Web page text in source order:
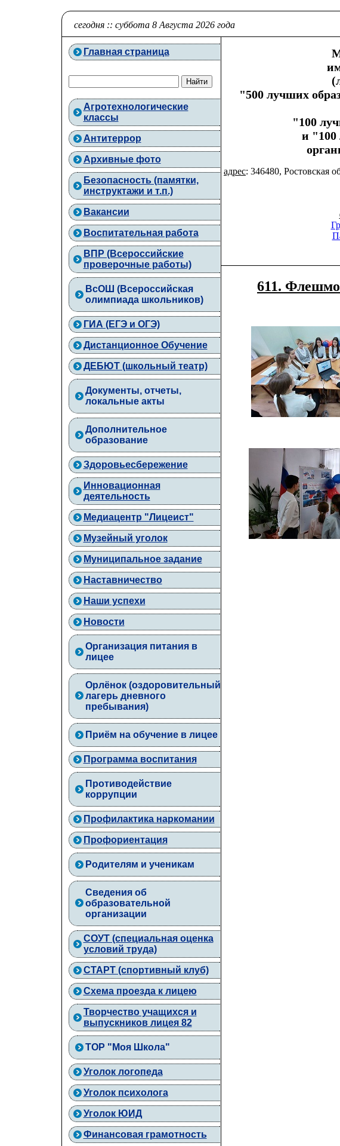
сегодня :: суббота 8 Августа 2026 года
Главная страница
Агротехнологические
классы
Антитеррор
Архивные фото
Безопасность (памятки,
инструктажи и т.п.)
Вакансии
Воспитательная работа
ВПР (Всероссийские
проверочные работы)
ВcОШ (Всероссийская
олимпиада школьников)
ГИА (ЕГЭ и ОГЭ)
Дистанционное Обучение
ДЕБЮТ (школьный театр)
Документы, отчеты,
локальные акты
Дополнительное
образование
Здоровьесбережение
Инновационная
деятельность
Медиацентр "Лицеист"
Музейный уголок
Муниципальное задание
Наставничество
Наши успехи
Новости
Организация питания в
лицее
Орлёнок (оздоровительный
лагерь дневного
пребывания)
Приём на обучение в лицее
Программа воспитания
Противодействие
коррупции
Профилактика наркомании
Профориентация
Родителям и ученикам
Сведения об
образовательной
организации
СОУТ (специальная оценка
условий труда)
СТАРТ (спортивный клуб)
Схема проезда к лицею
Творчество учащихся и
выпускников лицея 82
ТОР "Моя Школа"
Уголок логопеда
Уголок психолога
Уголок ЮИД
Финансовая грамотность
"500 лучших
"100
и "100
адрес: 346480, Ростовская
611.